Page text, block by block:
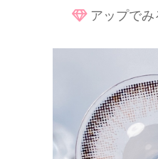
アップで